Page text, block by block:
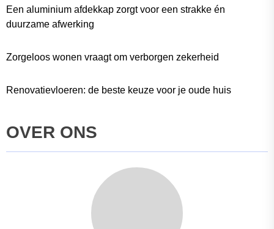
Een aluminium afdekkap zorgt voor een strakke én
duurzame afwerking
Zorgeloos wonen vraagt om verborgen zekerheid
Renovatievloeren: de beste keuze voor je oude huis
OVER ONS